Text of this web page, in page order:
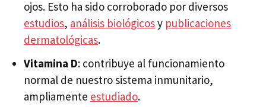
ojos. Esto ha sido corroborado por diversos
estudios, análisis biológicosy publicaciones
dermatológicas.
Vitamina D: contribuye al funcionamiento
normal de nuestro sistema inmunitario,
ampliamente estudiado.